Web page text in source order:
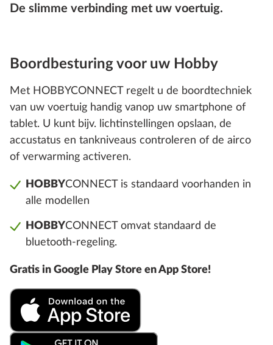
De slimme verbinding met uw voertuig.
Boordbesturing voor uw Hobby
Met HOBBYCONNECT regelt u de boordtechniek
van uw voertuig handig vanop uw smartphone of
tablet. U kunt bijv. lichtinstellingen opslaan, de
accustatus en tankniveaus controleren of de airco
of verwarming activeren.
HOBBYCONNECT is standaard voorhanden in
alle modellen
HOBBYCONNECT omvat standaard de
bluetooth-regeling.
Gratis in Google Play Store en App Store!